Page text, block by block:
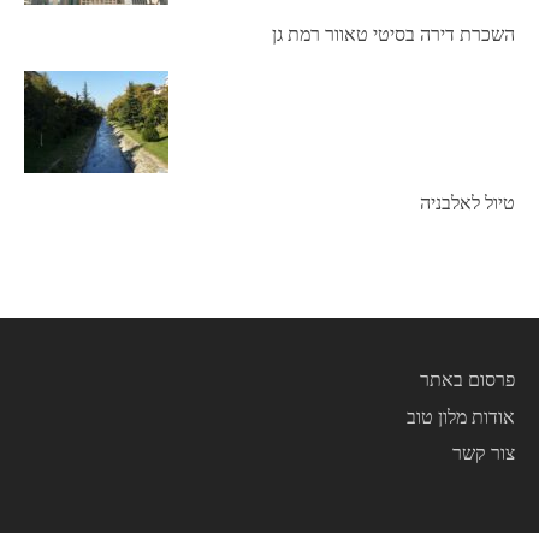
השכרת דירה בסיטי טאוור רמת גן
טיול לאלבניה
פרסום באתר
אודות מלון טוב
צור קשר